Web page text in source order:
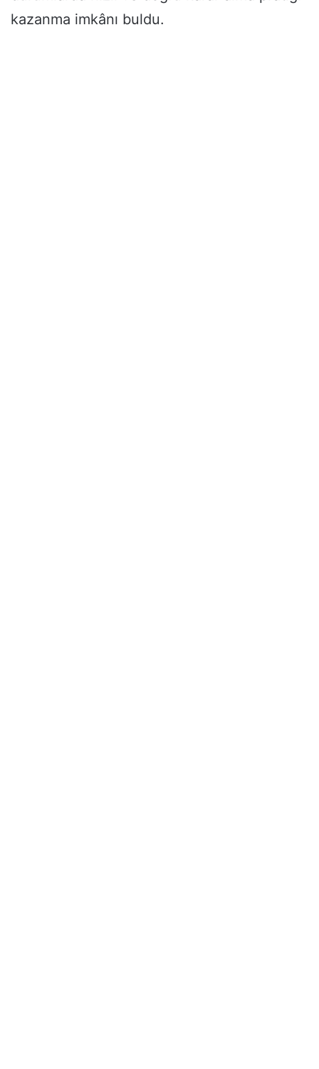
kazanma imkânı buldu.